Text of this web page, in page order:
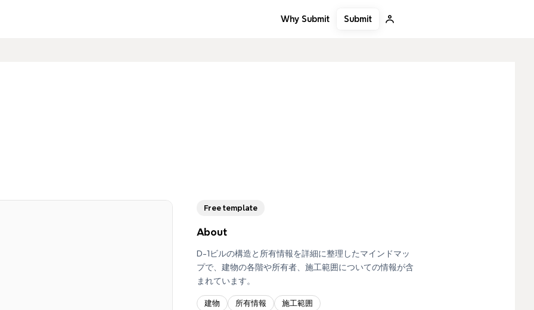
Why Submit Submit
Free template
About
D-1ビルの構造と所有情報を詳細に整理したマインドマッ
プで、建物の各階や所有者、施工範囲についての情報が含
まれています。
建物 所有情報 施工範囲